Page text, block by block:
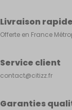
Livraison rapide
Offerte en France
Service client
contact@citizz.fr
Garanties